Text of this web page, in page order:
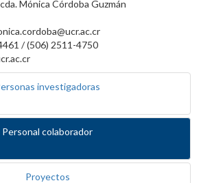
Mónica Córdoba Guzmán
/ (506) 2511-4750
investigadoras
Personal colaborador
Proyectos